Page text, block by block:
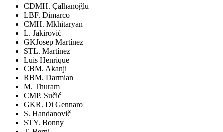
CDMH. Çalhanoğlu
LBF. Dimarco
CMH. Mkhitaryan
L. Jakirović
GKJosep Martínez
STL. Martínez
Luis Henrique
CBM. Akanji
RBM. Darmian
M. Thuram
CMP. Sučić
GKR. Di Gennaro
S. Handanovič
STY. Bonny